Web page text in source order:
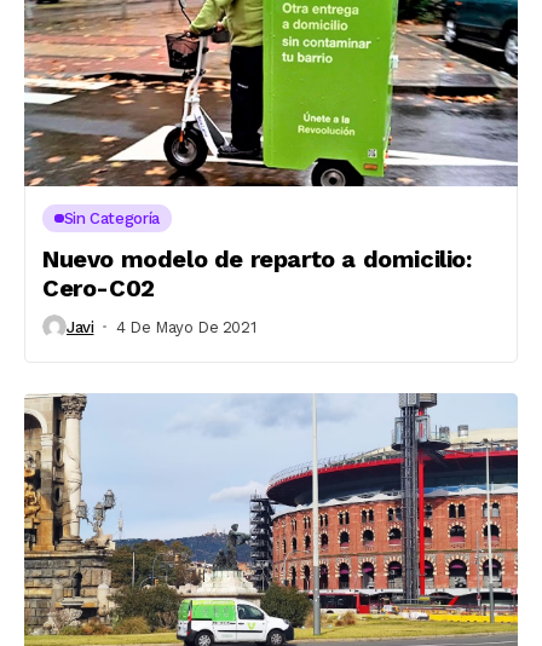
Sin Categoría
Nuevo modelo de reparto a domicilio:
Cero-C02
Javi 4 De Mayo De 2021